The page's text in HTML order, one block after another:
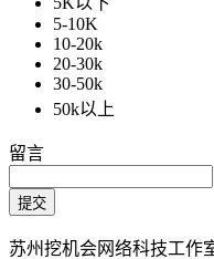
5-10K
10-20k
20-30k
30-50k
50k以上
留言
苏州挖机会网络科技工作